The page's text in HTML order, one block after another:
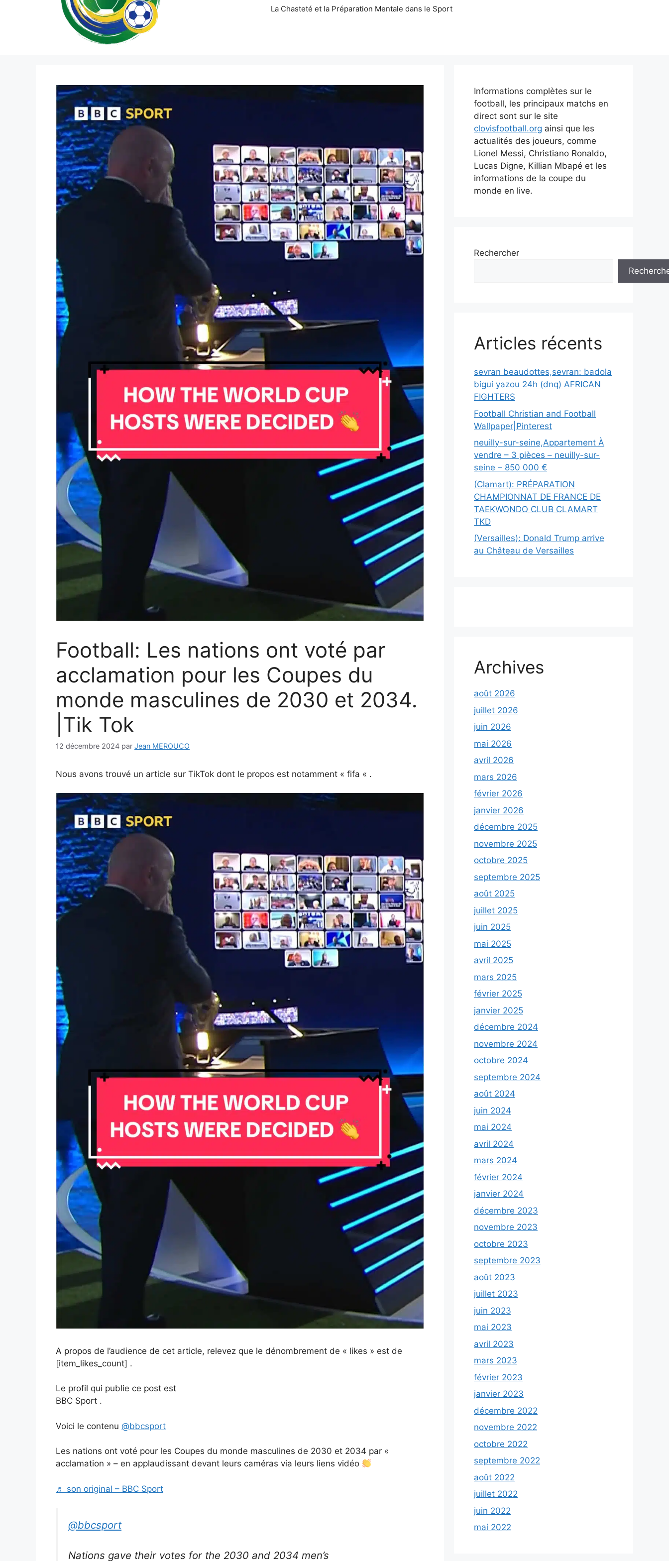
La Chasteté et la Préparation Mentale dans le Sport
Football: Les nations ont voté par
acclamation pour les Coupes du
monde masculines de 2030 et 2034.
|Tik Tok
12 décembre 2024 par Jean MEROUCO
Nous avons trouvé un article sur TikTok dont le propos est notamment « fifa « .
A propos de l’audience de cet article, relevez que le dénombrement de « likes » est de
[item_likes_count] .
Le profil qui publie ce post est
BBC Sport .
Voici le contenu @bbcsport
Les nations ont voté pour les Coupes du monde masculines de 2030 et 2034 par «
acclamation » – en applaudissant devant leurs caméras via leurs liens vidéo
♬ son original – BBC Sport
@bbcsport
Nations gave their votes for the 2030 and 2034 men’s
Informations complètes sur le
football, les principaux matchs en
direct sont sur le site
clovisfootball.org ainsi que les
actualités des joueurs, comme
Lionel Messi, Christiano Ronaldo,
Lucas Digne, Killian Mbapé et les
informations de la coupe du
monde en live.
Rechercher
Articles récents
sevran beaudottes,sevran: badola
bigui yazou 24h (dnq) AFRICAN
FIGHTERS
Football Christian and Football
Wallpaper|Pinterest
neuilly-sur-seine,Appartement À
vendre – 3 pièces – neuilly-sur-
seine – 850 000 €
(Clamart): PRÉPARATION
CHAMPIONNAT DE FRANCE DE
TAEKWONDO CLUB CLAMART
TKD
(Versailles): Donald Trump arrive
au Château de Versailles
Archives
août 2026
juillet 2026
juin 2026
mai 2026
avril 2026
mars 2026
février 2026
janvier 2026
décembre 2025
novembre 2025
octobre 2025
septembre 2025
août 2025
juillet 2025
juin 2025
mai 2025
avril 2025
mars 2025
février 2025
janvier 2025
décembre 2024
novembre 2024
octobre 2024
septembre 2024
août 2024
juin 2024
mai 2024
avril 2024
mars 2024
février 2024
janvier 2024
décembre 2023
novembre 2023
octobre 2023
septembre 2023
août 2023
juillet 2023
juin 2023
mai 2023
avril 2023
mars 2023
février 2023
janvier 2023
décembre 2022
novembre 2022
octobre 2022
septembre 2022
août 2022
juillet 2022
juin 2022
mai 2022